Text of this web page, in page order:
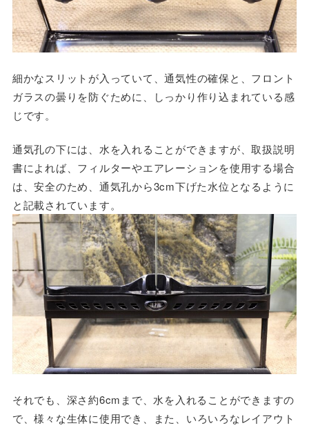
細かなスリットが入っていて、通気性の確保と、フロント
ガラスの曇りを防ぐために、しっかり作り込まれている感
じです。
通気孔の下には、水を入れることができますが、取扱説明
書によれば、フィルターやエアレーションを使用する場合
は、安全のため、通気孔から3cm下げた水位となるように
と記載されています。
それでも、深さ約6cmまで、水を入れることができますの
で、様々な生体に使用でき、また、いろいろなレイアウト